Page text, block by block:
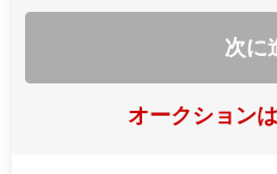
次に
オークション